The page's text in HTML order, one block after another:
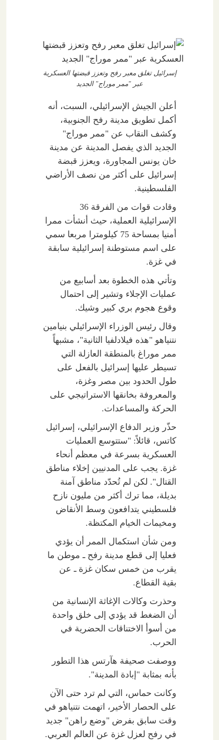
إسرائيل تغلق معبر رفح وتعزز قبضتها العسكرية
عبر "ممر موراج" الجديد
أعلن الجيش الإسرائيلي، السبت، أنه
أكمل تطويق مدينة رفح الجنوبية،
وكشف النقاب عن "ممر موراج"
الجديد الذي يفصل المدينة عن مدينة
خان يونس المجاورة، ويعزز قبضة
إسرائيل على أكثر من نصف الأراضي
الفلسطينية.
وقادت قوات من الفرقة 36
الإسرائيلية العملية، حيث أنشأت ممرا
أمنيا بمساحة 75 كيلومترا مربعا سمي
على اسم مستوطنة إسرائيلية سابقة
في غزة.
وتأتي هذه الخطوة بعد أسابيع من
عمليات الإجلاء وتشير إلى احتمال
وقوع هجوم بري كبير وشيك.
وقال رئيس الوزراء الإسرائيلي بنيامين
نتنياهو "هذه فيلادلفيا الثانية"، مشبهاً
ممر موراغ بالمنطقة العازلة التي
تسيطر عليها إسرائيل بالفعل على
طول الحدود بين مصر وغزة،
والمعروفة بخانقها الاستراتيجي على
الحركة والمساعدات.
حذّر وزير الدفاع الإسرائيلي، إسرائيل
كاتس، قائلاً: "ستتوسع العمليات
العسكرية بسرعة في معظم أنحاء
غزة. يجب على المدنيين إخلاء مناطق
القتال". لكن لم تُحدّد مناطق آمنة
بديلة، مما ترك أكثر من مليون نازح
فلسطيني يتدافعون وسط الأنقاض
ومخيمات الخيام المكتظة.
ومن شأن استكمال الممر أن يؤدي
فعليا إلى قطع مدينة رفح ـ موطن ما
يقرب من خمس سكان غزة ـ عن
بقية القطاع.
وحذرت وكالات الإغاثة الإنسانية من
أن الضغط قد يؤدي إلى خلق واحدة
من أسوأ الاختناقات الحضرية في
الحرب.
ووصفت صحيفة هآرتس هذا التطور
بأنه بمثابة "إبادة المدينة".
وكانت حماس، التي لم ترد حتى الآن
على الحصار الأخير، اتهمت نتنياهو في
وقت سابق بفرض "وضع راهن" جديد
في رفح لعزل غزة عن العالم العربي.